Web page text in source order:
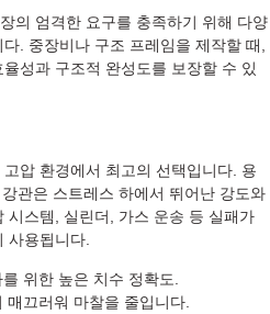
의 엄격한 요구를 충족하기 위해 다양
. 중장비나 구조 프레임을 제작할 때,
성과 구조적 완성도를 보장할 수 있
압 환경에서 최고의 선택입니다. 용
관은 스트레스 하에서 뛰어난 강도와
시스템, 실린더, 가스 운송 등 실패가
사용됩니다.
위한 높은 치수 정확도.
매끄러워 마찰을 줄입니다.